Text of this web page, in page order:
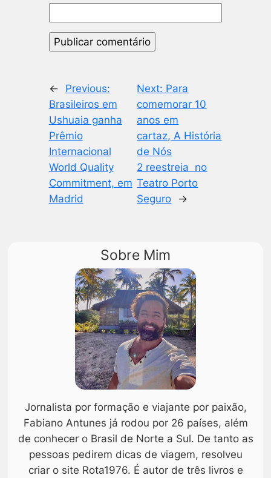
←
Previous:
Brasileiros em
Ushuaia ganha
Prêmio
Internacional
World Quality
Commitment, em
Madrid
Next: Para
comemorar 10
anos em
cartaz, A História
de Nós
2 reestreia no
Teatro Porto
Seguro
→
Sobre Mim
Jornalista por formação e viajante por paixão,
Fabiano Antunes já rodou por 26 países, além
de conhecer o Brasil de Norte a Sul. De tanto as
pessoas pedirem dicas de viagem, resolveu
criar o site Rota1976. É autor de três livros e